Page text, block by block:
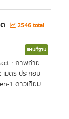
2546 total
แผนที่ฐาน
: ภาพถ่าย
มตร ประกอบ
1 ดาวเทียม